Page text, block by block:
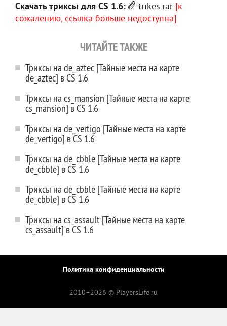
Скачать триксы для CS 1.6: trikes.rar [к
сожалению, ссылка больше недоступна]
ЧИТАЙТЕ ТАКЖЕ
Триксы на de_aztec [Тайные места на карте
de_aztec] в CS 1.6
Триксы на cs_mansion [Тайные места на карте
cs_mansion] в CS 1.6
Триксы на de_vertigo [Тайные места на карте
de_vertigo] в CS 1.6
Триксы на de_cbble [Тайные места на карте
de_cbble] в CS 1.6
Триксы на de_cbble [Тайные места на карте
de_cbble] в CS 1.6
Триксы на cs_assault [Тайные места на карте
cs_assault] в CS 1.6
Политика конфиденциальности
2010–2026 © PlayersLife.ru